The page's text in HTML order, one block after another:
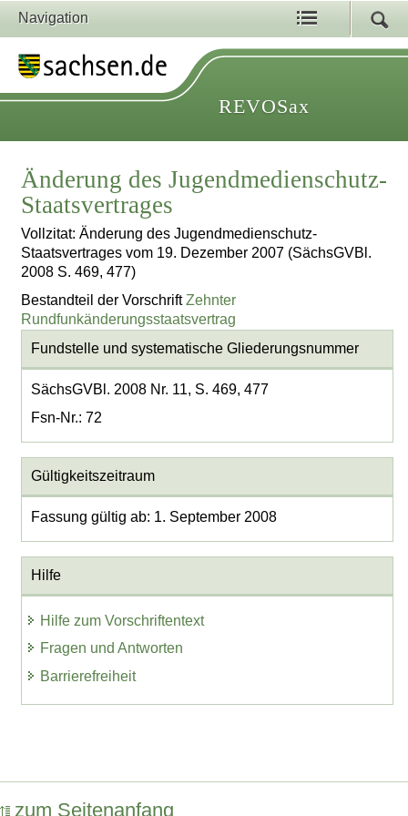
Navigation
REVOSax
Änderung des Jugendmedienschutz-
Staatsvertrages
Vollzitat: Änderung des Jugendmedienschutz-
Staatsvertrages vom 19. Dezember 2007 (SächsGVBl.
2008 S. 469, 477)
Bestandteil der VorschriftZehnter
Rundfunkänderungsstaatsvertrag
Fundstelle und systematische Gliederungsnummer
SächsGVBl. 2008 Nr. 11, S. 469, 477
Fsn-Nr.: 72
Gültigkeitszeitraum
Fassung gültig ab: 1. September 2008
Hilfe
Hilfe zum Vorschriftentext
Fragen und Antworten
Barrierefreiheit
zum Seitenanfang